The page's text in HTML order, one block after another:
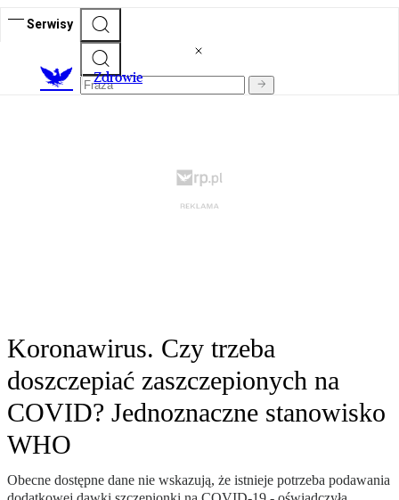
Serwisy
Zdrowie
Koronawirus. Czy trzeba
doszczepiać zaszczepionych na
COVID? Jednoznaczne stanowisko
WHO
Obecne dostępne dane nie wskazują, że istnieje potrzeba podawania